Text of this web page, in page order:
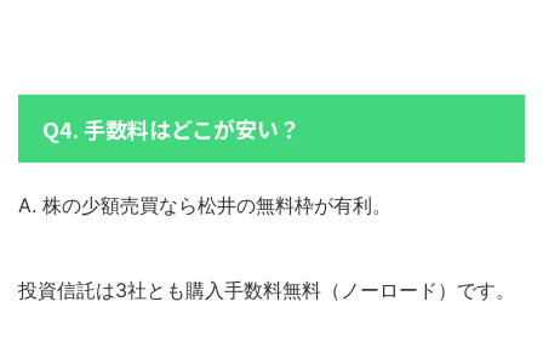
Q4. 手数料はどこが安い？
A. 株の少額売買なら松井の無料枠が有利。
投資信託は3社とも購入手数料無料（ノーロード）です。